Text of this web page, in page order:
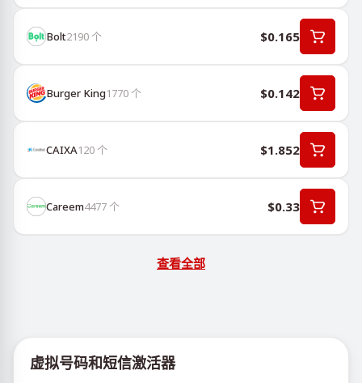
Bolt2190个 $0.165
Burger King1770个 $0.142
CAIXA120个 $1.852
Careem4477个 $0.33
查看全部
虚拟号码和短信激活器